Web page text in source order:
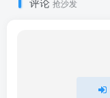
抢沙发